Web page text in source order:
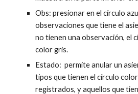
Obs: presionar en el círculo
observaciones que tiene el
no tienen una observación, el
color gris.
Estado:  permite anular un
tipos que tienen el círculo
registrados, y aquellos que